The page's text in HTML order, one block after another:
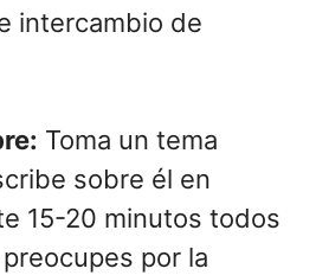
intercambio de
Toma un tema
sobre él en
15-20 minutos todos
por la